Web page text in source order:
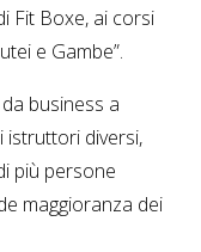
Fit Boxe, ai corsi
e Gambe”.
business a
istruttori diversi,
più persone
maggioranza dei